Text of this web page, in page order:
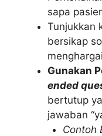
sapa
Tunjukkan
bersikap
Gunakan
ended
bertutup
jawaban
Contoh